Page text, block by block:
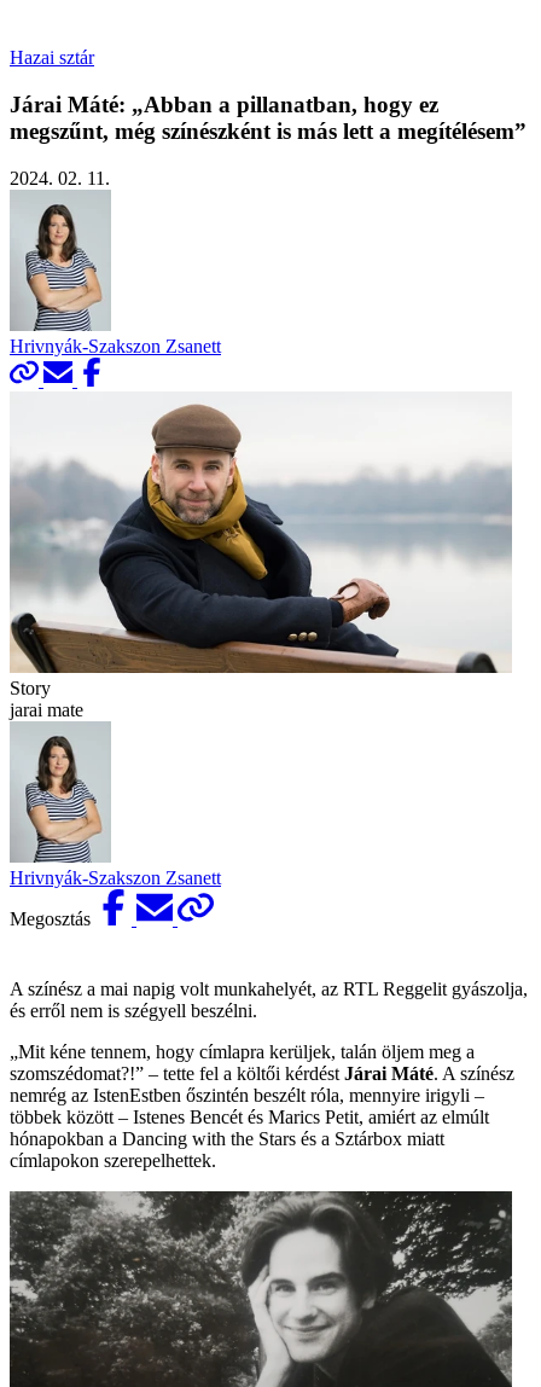
Hazai sztár
Járai Máté: „Abban a pillanatban, hogy ez
megszűnt, még színészként is más lett a megítélésem”
2024. 02. 11.
Hrivnyák-Szakszon Zsanett
Story
jarai mate
Hrivnyák-Szakszon Zsanett
Megosztás
A színész a mai napig volt munkahelyét, az RTL Reggelit gyászolja,
és erről nem is szégyell beszélni.
„Mit kéne tennem, hogy címlapra kerüljek, talán öljem meg a
szomszédomat?!” – tette fel a költői kérdést Járai Máté. A színész
nemrég az IstenEstben őszintén beszélt róla, mennyire irigyli –
többek között – Istenes Bencét és Marics Petit, amiért az elmúlt
hónapokban a Dancing with the Stars és a Sztárbox miatt
címlapokon szerepelhettek.